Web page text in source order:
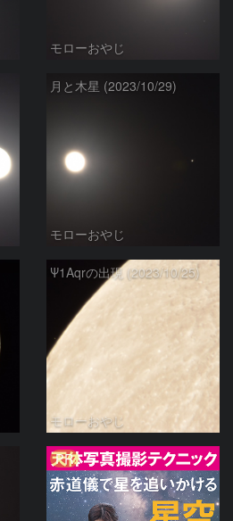
モローおやじ
月と木星 (2023/10/29)
モローおやじ
Ψ1Aqrの出現 (2023/10/25)
モローおやじ
PR